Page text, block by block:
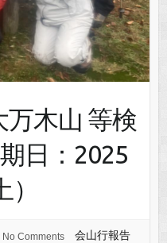
木山 等検
日：2025
No Comments
会山行報告